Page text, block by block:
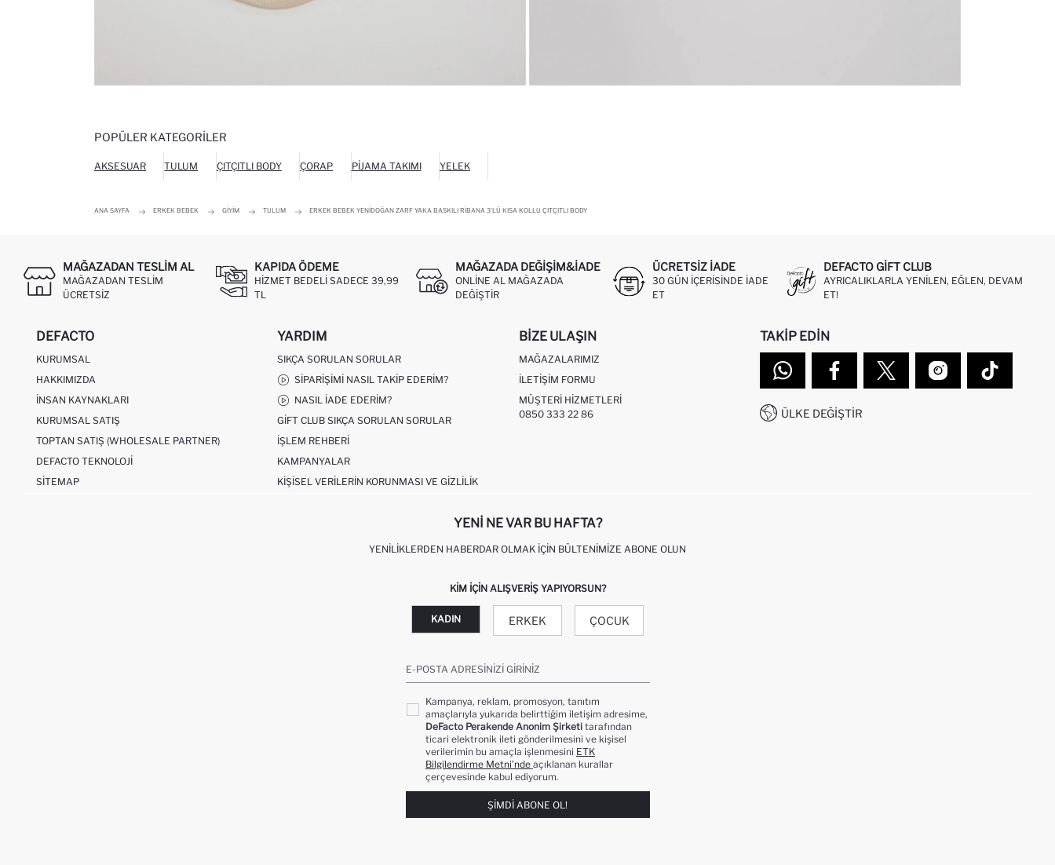
POPÜLER KATEGORILER
AKSESUAR TULUM ÇITÇITLI BODY ÇORAP PIJAMA TAKIMI YELEK
ANA SAYFA ERKEK BEBEK GIYIM TULUM ERKEK BEBEK YENIDOĞAN ZARF YAKA BASKILI RIBANA 3'LÜ KISA KOLLU ÇITÇITLI BODY
MAĞAZADAN TESLIM AL
MAĞAZADAN TESLIM
ÜCRETSIZ
KAPIDA ÖDEME
HIZMET BEDELI SADECE 39,99
TL
MAĞAZADA DEĞIŞIM&İADE
ONLINE AL MAĞAZADA
DEĞIŞTIR
ÜCRETSIZ IADE
30 GÜN IÇERISINDE IADE
ET
DEFACTO GIFT CLUB
AYRICALIKLARLA YENILEN, EĞLEN, DEVAM
ET!
DEFACTO
KURUMSAL
HAKKIMIZDA
İNSAN KAYNAKLARI
KURUMSAL SATIŞ
TOPTAN SATIŞ (WHOLESALE PARTNER)
DEFACTO TEKNOLOJI
SITEMAP
YARDIM
SIKÇA SORULAN SORULAR
SIPARIŞIMI NASIL TAKIP EDERIM?
NASIL İADE EDERIM?
GIFT CLUB SIKÇA SORULAN SORULAR
İŞLEM REHBERI
KAMPANYALAR
KIŞISEL VERILERIN KORUNMASI VE GIZLILIK
BIZE ULAŞIN
MAĞAZALARIMIZ
İLETIŞIM FORMU
MÜŞTERI HIZMETLERI
0850 333 22 86
TAKIP EDIN
ÜLKE DEĞIŞTIR
YENI NE VAR BU HAFTA?
YENILIKLERDEN HABERDAR OLMAK İÇIN BÜLTENIMIZE ABONE OLUN
KIM IÇIN ALIŞVERIŞ YAPIYORSUN?
KADIN ERKEK ÇOCUK
E-POSTA ADRESINIZI GIRINIZ
Kampanya, reklam, promosyon, tanıtım
amaçlarıyla yukarıda belirttiğim iletişim adresime,
DeFacto Perakende Anonim Şirketi tarafından
ticari elektronik ileti gönderilmesini ve kişisel
verilerimin bu amaçla işlenmesini ETK
Bilgilendirme Metni’nde açıklanan kurallar
çerçevesinde kabul ediyorum.
ŞIMDI ABONE OL!